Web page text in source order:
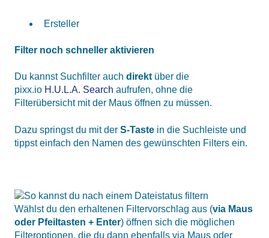
Ersteller
Filter noch schneller aktivieren
Du kannst Suchfilter auch direkt über die
pixx.io H.U.L.A. Search aufrufen, ohne die
Filterübersicht mit der Maus öffnen zu müssen.
Dazu springst du mit der S-Taste in die Suchleiste und
tippst einfach den Namen des gewünschten Filters ein.
Wählst du den erhaltenen Filtervorschlag aus (via Maus
oder Pfeiltasten + Enter) öffnen sich die möglichen
Filteroptionen, die du dann ebenfalls via Maus oder